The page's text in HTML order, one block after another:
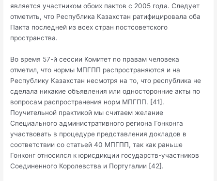
является участником обоих пактов с 2005 года. Следует
отметить, что Республика Казахстан ратифицировала оба
Пакта последней из всех стран постсоветского
пространства.
Во время 57-й сессии Комитет по правам человека
отметил, что нормы МПГПП распространяются и на
Республику Казахстан несмотря на то, что республика не
сделала никакие объявления или односторонние акты по
вопросам распространения норм МПГПП. [41].
Поучительной практикой мы считаем желание
Специального административного региона Гонконга
участвовать в процедуре представления докладов в
соответствии со статьей 40 МПГПП, так как раньше
Гонконг относился к юрисдикции государств-участников
Соединенного Королевства и Португалии [42].